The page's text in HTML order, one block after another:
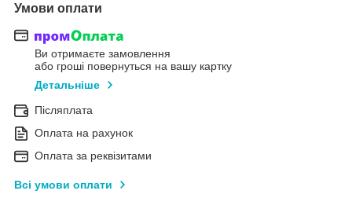
Умови оплати
Ви отримаєте замовлення
або гроші повернуться на вашу картку
Детальніше
Післяплата
Оплата на рахунок
Оплата за реквізитами
Всі умови оплати